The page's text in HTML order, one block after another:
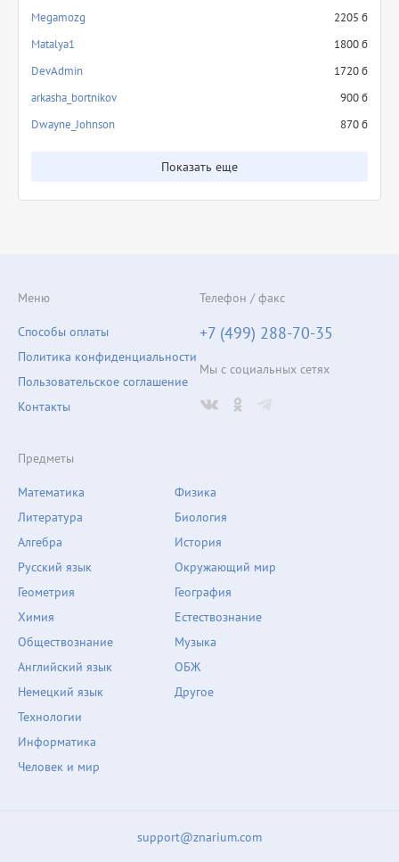
Megamozg
2205 б
Matalya1
1800 б
DevAdmin
1720 б
arkasha_bortnikov
900 б
Dwayne_Johnson
870 б
Показать еще
Предметы
Математика
Литература
Алгебра
Русский язык
Геометрия
Химия
Физика
Биология
История
Окружающий мир
География
Естествознание
Обществознание
Английский язык
Немецкий язык
Технологии
Информатика
Человек и мир
Музыка
ОБЖ
Другое
Меню
Способы оплаты
Политика конфиденциальности
Пользовательское соглашение
Контакты
Телефон / факс
+7 (499) 288-70-35
Мы с социальных сетях
support@znarium.com